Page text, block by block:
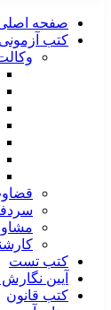
صفحه
کتب
کتب تست
آیین نگارش
کتب قانون